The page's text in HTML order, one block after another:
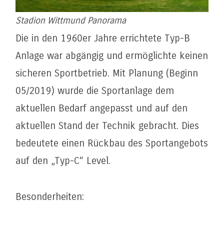
Stadion Wittmund Panorama
Die in den 1960er Jahre errichtete Typ-B
Anlage war abgängig und ermöglichte keinen
sicheren Sportbetrieb. Mit Planung (Beginn
05/2019) wurde die Sportanlage dem
aktuellen Bedarf angepasst und auf den
aktuellen Stand der Technik gebracht. Dies
bedeutete einen Rückbau des Sportangebots
auf den „Typ-C“ Level.
Besonderheiten: